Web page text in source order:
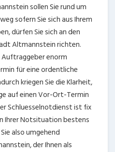
sollen Sie rund um
sofern Sie sich aus Ihrem
dürfen Sie sich an den
Altmannstein richten.
Auftraggeber enorm
für eine ordentliche
kriegen Sie die Klarheit,
auf einen Vor-Ort-Termin
Schluesselnotdienst ist fix
Ihrer Notsituation bestens
also umgehend
der Ihnen als